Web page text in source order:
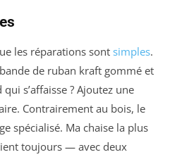
les réparations sont simples.
de ruban kraft gommé et
s’affaisse ? Ajoutez une
Contrairement au bois, le
spécialisé. Ma chaise la plus
toujours — avec deux